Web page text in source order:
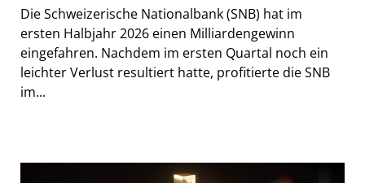
Die Schweizerische Nationalbank (SNB) hat im
ersten Halbjahr 2026 einen Milliardengewinn
eingefahren. Nachdem im ersten Quartal noch ein
leichter Verlust resultiert hatte, profitierte die SNB
im...